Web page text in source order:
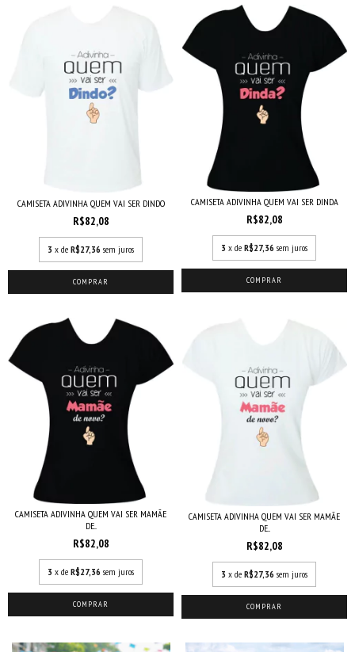
CAMISETA ADIVINHA QUEM VAI SER DINDO
R$82,08
3 x de R$27,36 sem juros
COMPRAR
CAMISETA ADIVINHA QUEM VAI SER DINDA
R$82,08
3 x de R$27,36 sem juros
COMPRAR
CAMISETA ADIVINHA QUEM VAI SER MAMÃE
DE...
R$82,08
3 x de R$27,36 sem juros
COMPRAR
CAMISETA ADIVINHA QUEM VAI SER MAMÃE
DE...
R$82,08
3 x de R$27,36 sem juros
COMPRAR